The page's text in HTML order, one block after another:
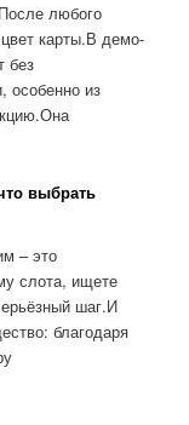
любого
карты.В демо-
без
особенно из
выбрать
– это
слота, ищете
шаг.И
благодаря